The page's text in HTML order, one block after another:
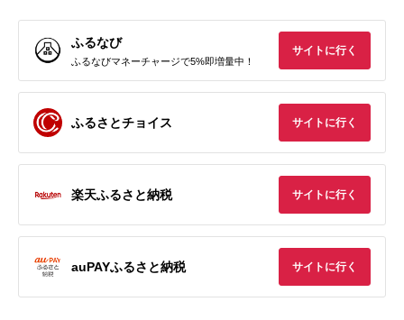
ふるなび
ふるなびマネーチャージで5%即増量中！
サイトに行く
ふるさとチョイス サイトに行く
楽天ふるさと納税 サイトに行く
auPAYふるさと納税 サイトに行く